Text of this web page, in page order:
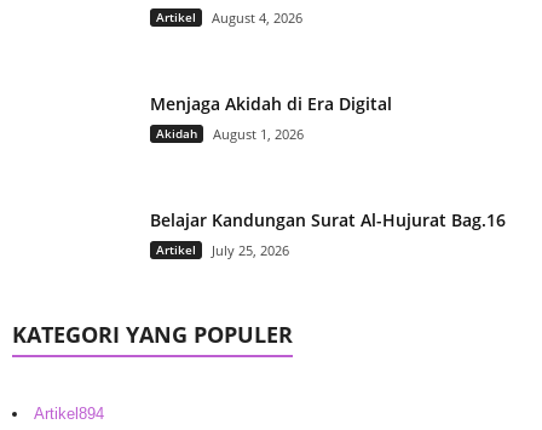
Artikel August 4, 2026
Menjaga Akidah di Era Digital
Akidah August 1, 2026
Belajar Kandungan Surat Al-Hujurat Bag.16
Artikel July 25, 2026
KATEGORI YANG POPULER
Artikel894